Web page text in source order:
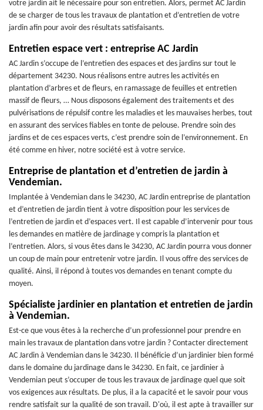
votre jardin ait le nécessaire pour son entretien. Alors, permet AC Jardin
de se charger de tous les travaux de plantation et d’entretien de votre
jardin afin pour avoir des résultats satisfaisants.
Entretien espace vert : entreprise AC Jardin
AC Jardin s’occupe de l’entretien des espaces et des jardins sur tout le
département 34230. Nous réalisons entre autres les activités en
plantation d’arbres et de fleurs, en ramassage de feuilles et entretien
massif de fleurs, … Nous disposons également des traitements et des
pulvérisations de répulsif contre les maladies et les mauvaises herbes, tout
en assurant des services fiables en tonte de pelouse. Prendre soin des
jardins et de ces espaces verts, c’est prendre soin de l’environnement. En
été comme en hiver, notre société est à votre service.
Entreprise de plantation et d’entretien de jardin à
Vendemian.
Implantée à Vendemian dans le 34230, AC Jardin entreprise de plantation
et d’entretien de jardin tient à votre disposition pour les services de
l’entretien de jardin et d’espaces vert. Il est capable d’intervenir pour tous
les demandes en matière de jardinage y compris la plantation et
l’entretien. Alors, si vous êtes dans le 34230, AC Jardin pourra vous donner
un coup de main pour entretenir votre jardin. Il vous offre des services de
qualité. Ainsi, il répond à toutes vos demandes en tenant compte du
moyen.
Spécialiste jardinier en plantation et entretien de jardin
à Vendemian.
Est-ce que vous êtes à la recherche d’un professionnel pour prendre en
main les travaux de plantation dans votre jardin ? Contacter directement
AC Jardin à Vendemian dans le 34230. Il bénéficie d’un jardinier bien formé
dans le domaine du jardinage dans le 34230. En fait, ce jardinier à
Vendemian peut s’occuper de tous les travaux de jardinage quel que soit
vos exigences aux résultats. De plus, il a la capacité et le savoir pour vous
rendre satisfait sur la qualité de son travail. D'où, il est apte à travailler sur